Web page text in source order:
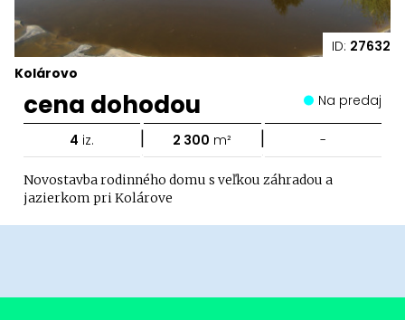
ID: 27632
Kolárovo
cena dohodou Na predaj
4 iz. | 2 300 m² | -
Novostavba rodinného domu s veľkou záhradou a
jazierkom pri Kolárove